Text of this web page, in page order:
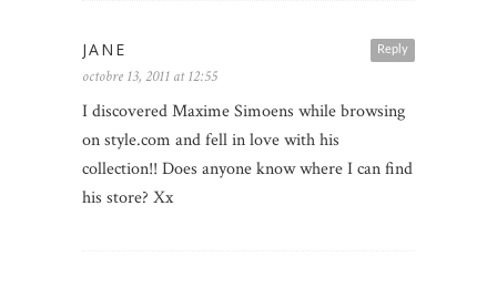
Reply
JANE
octobre 13, 2011 at 12:55
I discovered Maxime Simoens while browsing
on style.com and fell in love with his
collection!! Does anyone know where I can find
his store? Xx